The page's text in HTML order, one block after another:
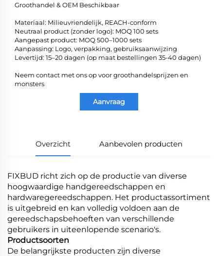
Groothandel & OEM Beschikbaar
Materiaal: Milieuvriendelijk, REACH-conform
Neutraal product (zonder logo): MOQ 100 sets
Aangepast product: MOQ 500–1000 sets
Aanpassing: Logo, verpakking, gebruiksaanwijzing
Levertijd: 15–20 dagen (op maat bestellingen 35-40 dagen)
Neem contact met ons op voor groothandelsprijzen en
monsters
Aanvraag
Overzicht Aanbevolen producten
FIXBUD richt zich op de productie van diverse
hoogwaardige handgereedschappen en
hardwaregereedschappen. Het productassortiment
is uitgebreid en kan volledig voldoen aan de
gereedschapsbehoeften van verschillende
gebruikers in uiteenlopende scenario's.
Productsoorten
De belangrijkste producten zijn diverse